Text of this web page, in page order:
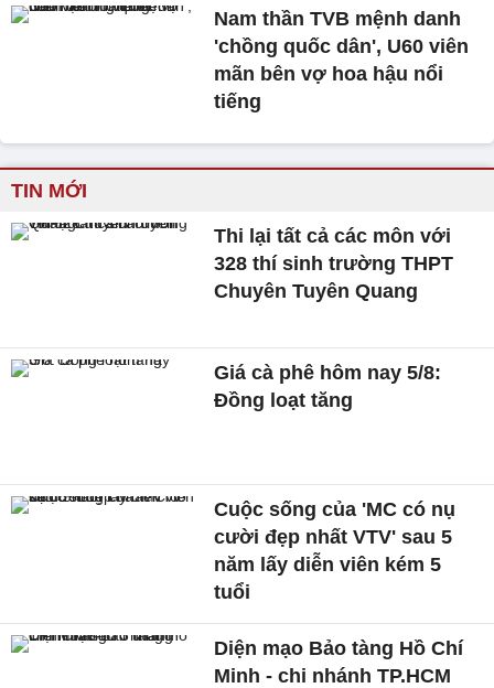
Nam thần TVB mệnh danh
'chồng quốc dân', U60 viên
mãn bên vợ hoa hậu nổi
tiếng
TIN MỚI
Thi lại tất cả các môn với
328 thí sinh trường THPT
Chuyên Tuyên Quang
Giá cà phê hôm nay 5/8:
Đồng loạt tăng
Cuộc sống của 'MC có nụ
cười đẹp nhất VTV' sau 5
năm lấy diễn viên kém 5
tuổi
Diện mạo Bảo tàng Hồ Chí
Minh - chi nhánh TP.HCM